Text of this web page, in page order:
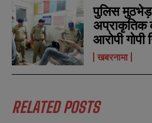
पुलिस
अप्राकृतिक
आरोपी गोपी
खबरनामा
RELATED POSTS